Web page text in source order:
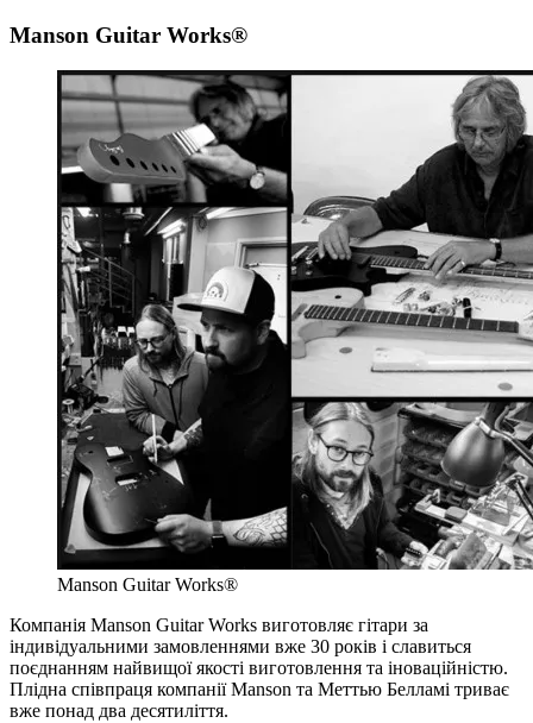
Manson Guitar Works®
Manson Guitar Works®
Компанія Manson Guitar Works виготовляє гітари за
індивідуальними замовленнями вже 30 років і славиться
поєднанням найвищої якості виготовлення та іноваційністю.
Плідна співпраця компанії Manson та Меттью Белламі триває
вже понад два десятиліття.